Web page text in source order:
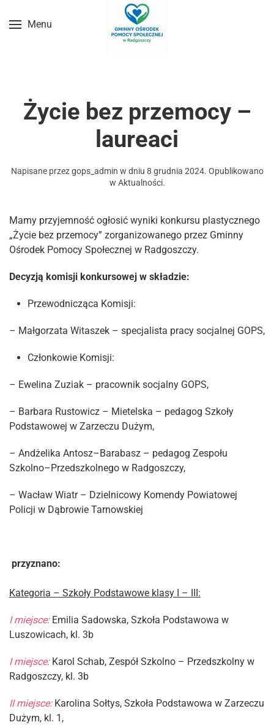
Przejdź do treści głównej
Menu
Życie bez przemocy –
laureaci
Napisane przezgops_admin w dniu 8 grudnia 2024. Opublikowano
w Aktualności.
Mamy przyjemność ogłosić wyniki konkursu plastycznego
„Życie bez przemocy” zorganizowanego przez Gminny
Ośrodek Pomocy Społecznej w Radgoszczy.
Decyzją komisji konkursowej w składzie:
Przewodnicząca Komisji:
– Małgorzata Witaszek – specjalista pracy socjalnej GOPS,
Członkowie Komisji:
– Ewelina Zuziak – pracownik socjalny GOPS,
– Barbara Rustowicz – Mietelska – pedagog Szkoły
Podstawowej w Zarzeczu Dużym,
– Andżelika Antosz–Barabasz – pedagog Zespołu
Szkolno–Przedszkolnego w Radgoszczy,
– Wacław Wiatr – Dzielnicowy Komendy Powiatowej
Policji w Dąbrowie Tarnowskiej
przyznano:
Kategoria – Szkoły Podstawowe klasy I – III:
I miejsce:Emilia Sadowska, Szkoła Podstawowa w
Luszowicach, kl. 3b
I miejsce:Karol Schab, Zespół Szkolno – Przedszkolny w
Radgoszczy, kl. 3b
II miejsce:Karolina Sołtys, Szkoła Podstawowa w Zarzeczu
Dużym, kl. 1,